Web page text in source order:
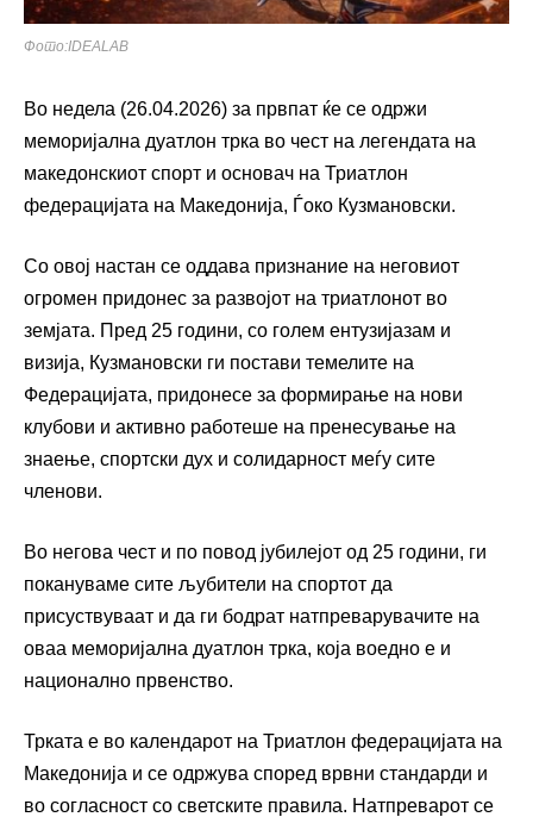
Фото:IDEALAB
Во недела (26.04.2026) за првпат ќе се одржи
меморијална дуатлон трка во чест на легендата на
македонскиот спорт и основач на Триатлон
федерацијата на Македонија, Ѓоко Кузмановски.
Со овој настан се оддава признание на неговиот
огромен придонес за развојот на триатлонот во
земјата. Пред 25 години, со голем ентузијазам и
визија, Кузмановски ги постави темелите на
Федерацијата, придонесе за формирање на нови
клубови и активно работеше на пренесување на
знаење, спортски дух и солидарност меѓу сите
членови.
Во негова чест и по повод јубилејот од 25 години, ги
покануваме сите љубители на спортот да
присуствуваат и да ги бодрат натпреварувачите на
оваа меморијална дуатлон трка, која воедно е и
национално првенство.
Трката е во календарот на Триатлон федерацијата на
Македонија и се одржува според врвни стандарди и
во согласност со светските правила. Натпреварот се